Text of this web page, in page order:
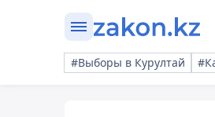
#Выборы в Курултай